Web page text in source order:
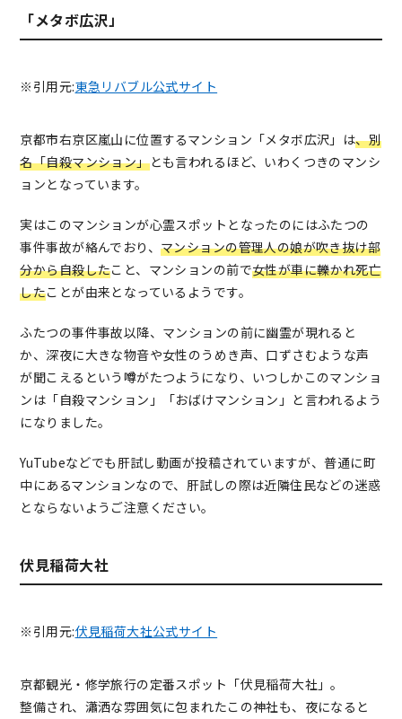
「メタボ広沢」
※引用元:東急リバブル公式サイト
京都市右京区嵐山に位置するマンション「メタボ広沢」は、別
名「自殺マンション」とも言われるほど、いわくつきのマンシ
ョンとなっています。
実はこのマンションが心霊スポットとなったのにはふたつの
事件事故が絡んでおり、マンションの管理人の娘が吹き抜け部
分から自殺したこと、マンションの前で女性が車に轢かれ死亡
したことが由来となっているようです。
ふたつの事件事故以降、マンションの前に幽霊が現れると
か、深夜に大きな物音や女性のうめき声、口ずさむような声
が聞こえるという噂がたつようになり、いつしかこのマンショ
ンは「自殺マンション」「おばけマンション」と言われるよう
になりました。
YuTubeなどでも肝試し動画が投稿されていますが、普通に町
中にあるマンションなので、肝試しの際は近隣住民などの迷惑
とならないようご注意ください。
伏見稲荷大社
※引用元:伏見稲荷大社公式サイト
京都観光・修学旅行の定番スポット「伏見稲荷大社」。
整備され、瀟洒な雰囲気に包まれたこの神社も、夜になると